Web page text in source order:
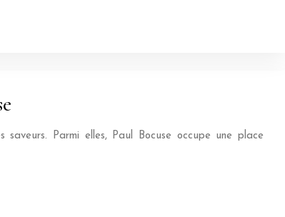
Parmi elles, Paul Bocuse occupe une place